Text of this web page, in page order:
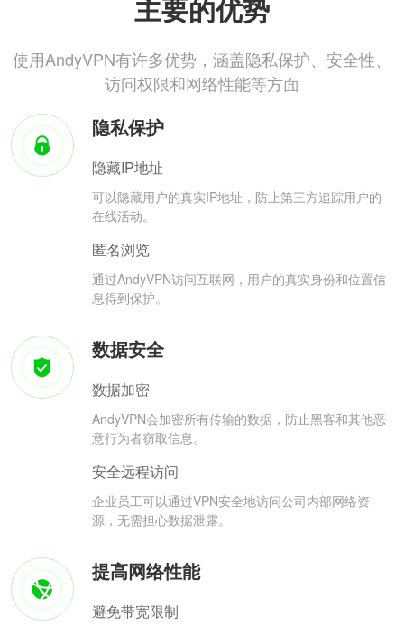
主要的优势
使用AndyVPN有许多优势，涵盖隐私保护、安全性、
访问权限和网络性能等方面
隐私保护
隐藏IP地址
可以隐藏用户的真实IP地址，防止第三方追踪用户的
在线活动。
匿名浏览
通过AndyVPN访问互联网，用户的真实身份和位置信
息得到保护。
数据安全
数据加密
AndyVPN会加密所有传输的数据，防止黑客和其他恶
意行为者窃取信息。
安全远程访问
企业员工可以通过VPN安全地访问公司内部网络资
源，无需担心数据泄露。
提高网络性能
避免带宽限制